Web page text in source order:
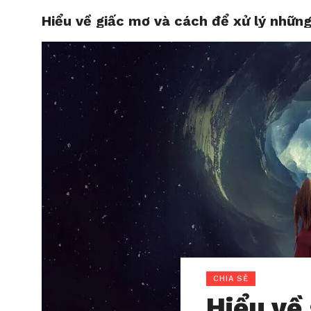
HOME
Hiểu về giấc mơ và cách để xử lý
CHIA SẺ